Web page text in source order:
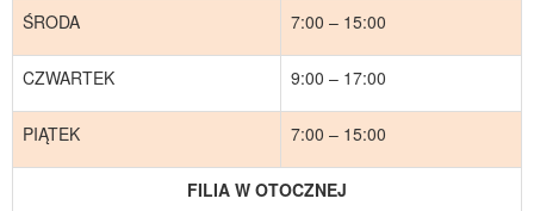
ŚRODA 7:00 – 15:00
CZWARTEK 9:00 – 17:00
PIĄTEK 7:00 – 15:00
FILIA W OTOCZNEJ